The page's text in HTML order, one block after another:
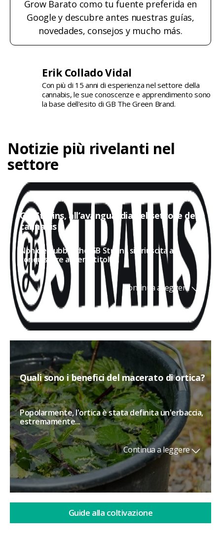
Grow Barato como tu fuente preferida en
Google y descubre antes nuestras guías,
novedades, consejos y mucho más.
Erik Collado Vidal
Con più di 15 anni di esperienza nel settore della
cannabis, le sue conoscenze e apprendimento sono
la base dell'esito di GB The Green Brand.
Notizie più rivelanti nel
settore
GB Strains, all’avanguardia nel settore della
cannabis
Non c'è dubbio che GB Strains sia riuscita a
conquistare a pieno titolo...
Continua a leggere
Quali sono i benefici del macerato di ortica?
Popolarmente, l'ortica è stata definita un'erbaccia,
estremamente...
Continua a leggere
Guide alla coltivazione